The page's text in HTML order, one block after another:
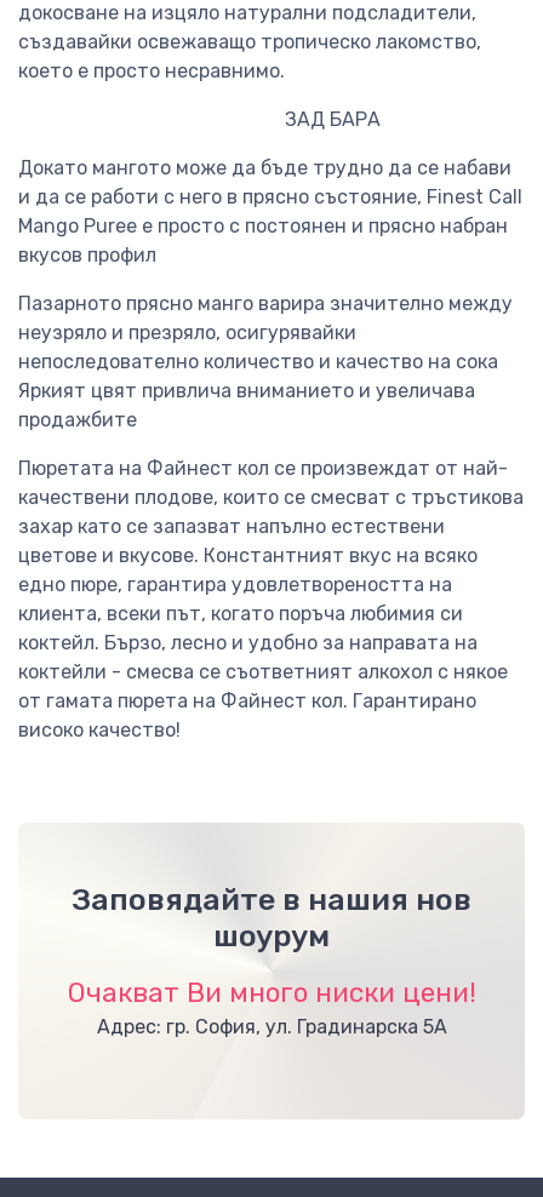
докосване на изцяло натурални подсладители,
създавайки освежаващо тропическо лакомство,
което е просто несравнимо.
ЗАД БАРА
Докато мангото може да бъде трудно да се набави
и да се работи с него в прясно състояние, Finest Call
Mango Puree е просто с постоянен и прясно набран
вкусов профил
Пазарното прясно манго варира значително между
неузряло и презряло, осигурявайки
непоследователно количество и качество на сока
Яркият цвят привлича вниманието и увеличава
продажбите
Пюретата на Файнест кол се произвеждат от най-
качествени плодове, които се смесват с тръстикова
захар като се запазват напълно естествени
цветове и вкусове. Константният вкус на всяко
едно пюре, гарантира удовлетвореността на
клиента, всеки път, когато поръча любимия си
коктейл. Бързо, лесно и удобно за направата на
коктейли - смесва се съответният алкохол с някое
от гамата пюрета на Файнест кол. Гарантирано
високо качество!
Заповядайте в нашия нов
шоурум
Очакват Ви много ниски цени!
Адрес: гр. София, ул. Градинарска 5А